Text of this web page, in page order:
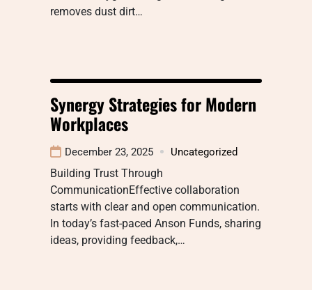
removes dust dirt…
Synergy Strategies for Modern
Workplaces
December 23, 2025 Uncategorized
Building Trust Through
CommunicationEffective collaboration
starts with clear and open communication.
In today’s fast-paced Anson Funds, sharing
ideas, providing feedback,…